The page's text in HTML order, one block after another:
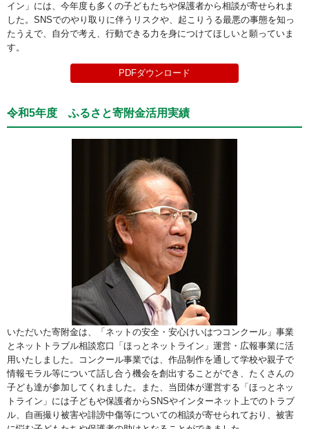
イン」には、今年度も多くの子どもたちや保護者から相談が寄せられま
した。SNSでのやり取りに伴うリスクや、起こりうる最悪の事態を知っ
たうえで、自分で考え、行動できる力を身につけてほしいと願っていま
す。
PDFダウンロード
令和5年度 ふるさと寄附金活用実績
いただいた寄附金は、「ネットの安全・安心けいはつコンクール」事業
とネットトラブル相談窓口「ほっとネットライン」運営・広報事業に活
用いたしました。コンクール事業では、作品制作を通して学校や親子で
情報モラル等について話し合う機会を創出することができ、たくさんの
子ども達が参加してくれました。また、当団体が運営する「ほっとネッ
トライン」には子どもや保護者からSNSやインターネット上でのトラブ
ル、自画撮り被害や誹謗中傷等についての相談が寄せられており、被害